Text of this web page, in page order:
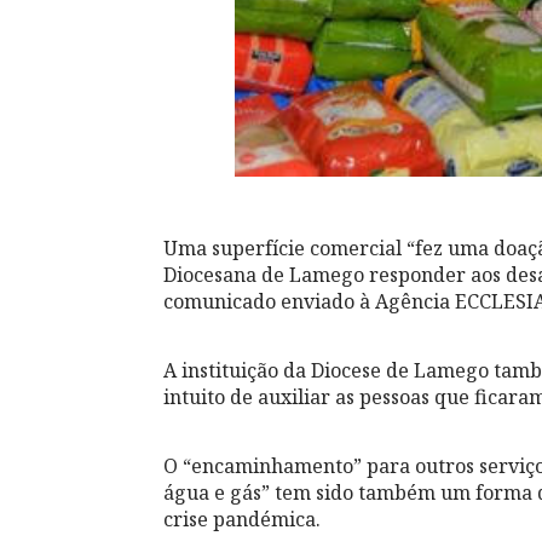
Uma superfície comercial “fez uma
Diocesana de Lamego responder aos
comunicado enviado à Agência
A instituição da Diocese de Lamego
intuito de auxiliar as pessoas que
O “encaminhamento” para outros
água e gás” tem sido também um
crise pandémica.